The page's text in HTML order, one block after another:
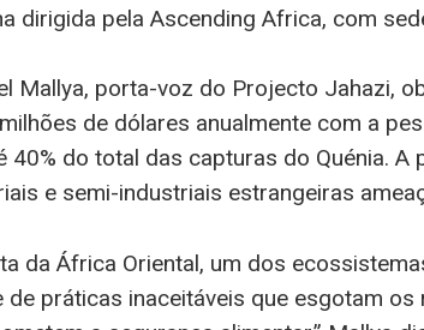
dirigida pela Ascending Africa, com
Mallya, porta-voz do Projecto Jahazi,
de dólares anualmente com a
40% do total das capturas do Quénia.
e semi-industriais estrangeiras
da África Oriental, um dos
de práticas inaceitáveis que esgotam